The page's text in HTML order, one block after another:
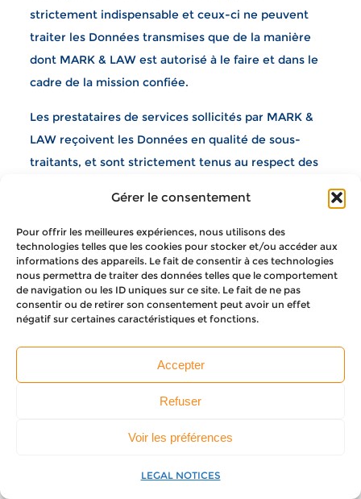
Gérer le consentement
Pour offrir les meilleures expériences, nous utilisons des
technologies telles que les cookies pour stocker et/ou accéder aux
informations des appareils. Le fait de consentir à ces technologies
nous permettra de traiter des données telles que le comportement
de navigation ou les ID uniques sur ce site. Le fait de ne pas
consentir ou de retirer son consentement peut avoir un effet
négatif sur certaines caractéristiques et fonctions.
Accepter
Refuser
Voir les préférences
LEGAL NOTICES
strictement indispensable et ceux-ci ne peuvent
traiter les Données transmises que de la manière
dont MARK & LAW est autorisé à le faire et dans le
cadre de la mission confiée.
Les prestataires de services sollicités par MARK &
LAW reçoivent les Données en qualité de sous-
traitants, et sont strictement tenus au respect des
Règlementation relative à la protection des données
personnelles. Ceux-ci traiteront les Données
uniquement pour les finalités énumérées dans la
présente Politique de Confidentialité et s’engagent
à les traiter en conformité avec elle. Par ailleurs, les
de façon indépendante et avec sérieux, celles-ci
leur étant transmises par nos soins.
administrations, autorités et/ou à toutes juridictions